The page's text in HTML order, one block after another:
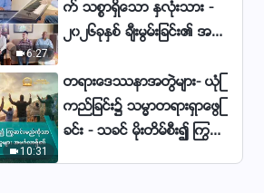
ခတ္ကို ယူေဆာင္လာၿပီ)
Christian Dance (သမၼာ
တရား၏တံပိုး ျမည္ခဲ့ၿပီ)
6:27
က္ သစၥာရွိေသာ ႏွလုံးသား -
၂၀၂၆ခုႏွစ္ ခ်ီးမြမ္းျခင္း၏ အသံ
10:31
တရားေဒႆနာအတြဲမ်ား- ယုံၾ
ကည္ျခင္း၌ သမၼာတရားရွာေဖြျ
ခင္း - သခင္ မိုးတိမ္စီး၍ ႂကြဆ